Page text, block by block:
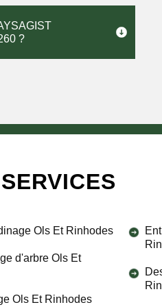
?
Ols Et Rinhodes
d'arbre Ols Et
Ols Et Rinhodes